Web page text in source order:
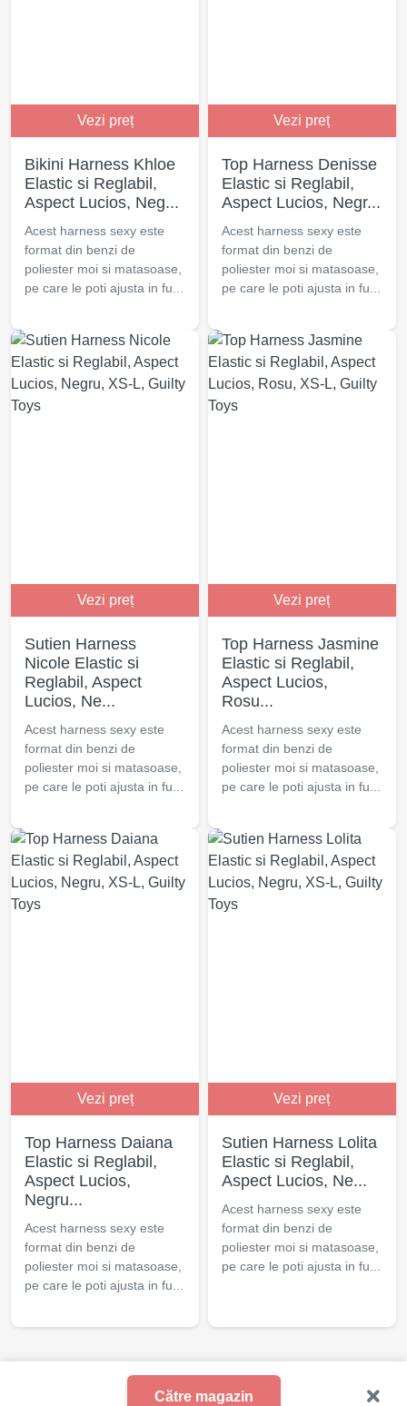
Vezi preț
Bikini Harness Khloe
Elastic si Reglabil,
Aspect Lucios, Neg...
Acest harness sexy este
format din benzi de
poliester moi si matasoase,
pe care le poti ajusta in fu...
Vezi preț
Top Harness Denisse
Elastic si Reglabil,
Aspect Lucios, Negr...
Acest harness sexy este
format din benzi de
poliester moi si matasoase,
pe care le poti ajusta in fu...
Vezi preț
Sutien Harness
Nicole Elastic si
Reglabil, Aspect
Lucios, Ne...
Acest harness sexy este
format din benzi de
poliester moi si matasoase,
pe care le poti ajusta in fu...
Vezi preț
Top Harness Jasmine
Elastic si Reglabil,
Aspect Lucios,
Rosu...
Acest harness sexy este
format din benzi de
poliester moi si matasoase,
pe care le poti ajusta in fu...
Vezi preț
Top Harness Daiana
Elastic si Reglabil,
Aspect Lucios,
Negru...
Acest harness sexy este
format din benzi de
poliester moi si matasoase,
pe care le poti ajusta in fu...
Vezi preț
Sutien Harness Lolita
Elastic si Reglabil,
Aspect Lucios, Ne...
Acest harness sexy este
format din benzi de
poliester moi si matasoase,
pe care le poti ajusta in fu...
Către magazin
© 2021 - 2025 Excita.ro